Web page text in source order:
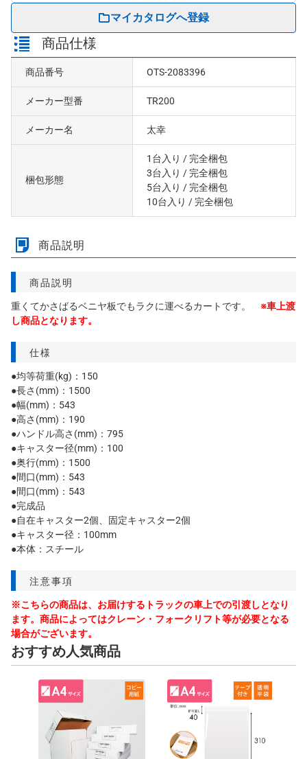
マイカタログへ登録
商品仕様
商品番号 OTS-2083396
メーカー型番 TR200
メーカー名 太幸
梱包形態
1台入り / 完全梱包
3台入り / 完全梱包
5台入り / 完全梱包
10台入り / 完全梱包
商品説明
商品説明
重くてかさばるベニヤ板でもラクに運べるカートです。 ※車上渡
し商品となります。
仕様
●均等荷重(kg)：150
●長さ(mm)：1500
●幅(mm)：543
●高さ(mm)：190
●ハンドル高さ(mm)：795
●キャスター径(mm)：100
●奥行(mm)：1500
●間口(mm)：543
●間口(mm)：543
●完成品
●自在キャスター2個、固定キャスター2個
●キャスター径：100mm
●本体：スチール
注意事項
※こちらの商品は、お届けするトラックの車上での引渡しとなり
ます。商品によってはクレーン・フォークリフト等が必要となる
場合がございます。
おすすめ人気商品